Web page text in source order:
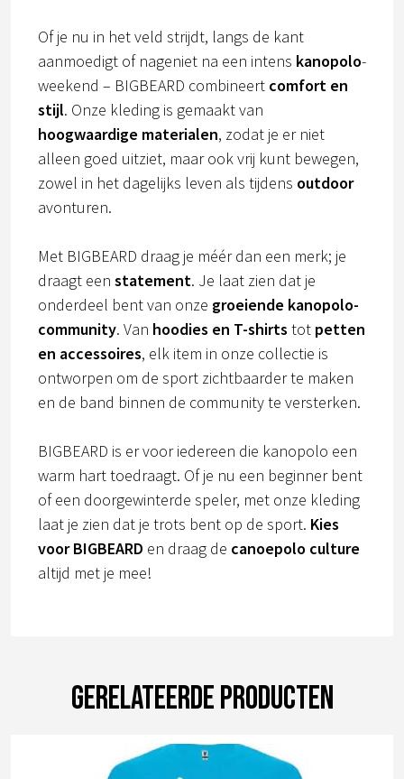
Of je nu in het veld strijdt, langs de kant
aanmoedigt of nageniet na een intens kanopolo-
weekend – BIGBEARD combineert comfort en
stijl. Onze kleding is gemaakt van
hoogwaardige materialen, zodat je er niet
alleen goed uitziet, maar ook vrij kunt bewegen,
zowel in het dagelijks leven als tijdens outdoor
avonturen.
Met BIGBEARD draag je méér dan een merk; je
draagt een statement. Je laat zien dat je
onderdeel bent van onze groeiende kanopolo-
community. Van hoodies en T-shirts tot petten
en accessoires, elk item in onze collectie is
ontworpen om de sport zichtbaarder te maken
en de band binnen de community te versterken.
BIGBEARD is er voor iedereen die kanopolo een
warm hart toedraagt. Of je nu een beginner bent
of een doorgewinterde speler, met onze kleding
laat je zien dat je trots bent op de sport. Kies
voor BIGBEARD en draag de canoepolo culture
altijd met je mee!
Gerelateerde producten